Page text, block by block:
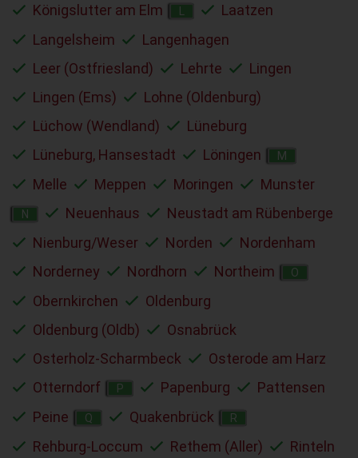
Königslutter am Elm
Laatzen
Langelsheim
Langenhagen
Leer (Ostfriesland)
Lehrte
Lingen
Lingen (Ems)
Lohne (Oldenburg)
Lüchow (Wendland)
Lüneburg
Lüneburg, Hansestadt
Löningen M
Melle Meppen Moringen Munster
N Neuenhaus
Neustadt am Rübenberge
Nienburg/Weser
Norden
Nordenham
Norderney
Nordhorn Northeim O
Obernkirchen
Oldenburg
Oldenburg (Oldb)
Osnabrück
Osterholz-Scharmbeck
Osterode am Harz
Otterndorf
P Papenburg
Pattensen
Peine
Q Quakenbrück R
Rehburg-Loccum Rethem (Aller) Rinteln